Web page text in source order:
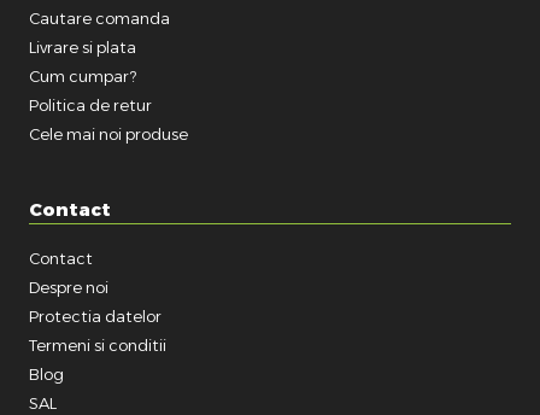
Cautare comanda
Livrare si plata
Cum cumpar?
Politica de retur
Cele mai noi produse
Contact
Contact
Despre noi
Protectia datelor
Termeni si conditii
Blog
SAL